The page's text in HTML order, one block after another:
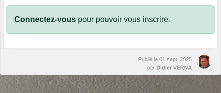
Connectez-vous pour pouvoir vous inscrire.
Publié le 01 sept. 2025
par Didier VERNA